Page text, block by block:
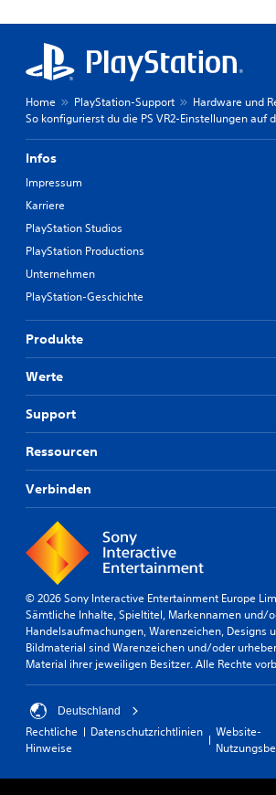
Home PlayStation-Support
Hardware und
So konfigurierst du die PS VR2-Einstellungen auf
Infos
Impressum
Karriere
PlayStation Studios
PlayStation Productions
Unternehmen
PlayStation-Geschichte
Produkte
Werte
Support
Ressourcen
Verbinden
© 2026 Sony Interactive Entertainment Europe
Sämtliche Inhalte, Spieltitel, Markennamen und/
Handelsaufmachungen, Warenzeichen, Designs
Bildmaterial sind Warenzeichen und/oder
Material ihrer jeweiligen Besitzer. Alle Rechte
Deutschland
Rechtliche
Hinweise
Datenschutzrichtlinien
Website-